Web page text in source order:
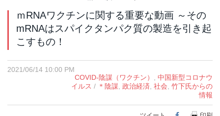
ｍRNAワクチンに関する重要な動画 ～その
mRNAはスパイクタンパク質の製造を引き起
こすもの！
2021/06/14 10:00 PM
COVID-陰謀（ワクチン）
中国新型コロナウ
イルス / ＊陰謀 政治経済 社会 竹下氏からの
情報
Facebook